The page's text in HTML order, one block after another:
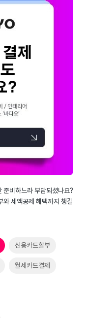
준비하느라 부담되셨나요?
와 세액공제 혜택까지 챙길
신용카드할부
월세카드결제